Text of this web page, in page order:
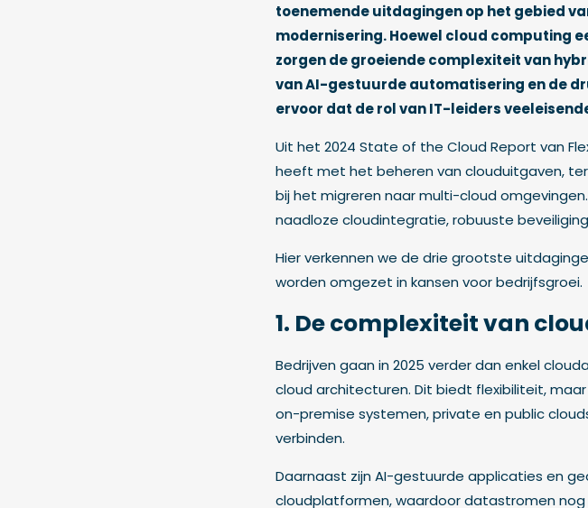
toenemende uitdagingen op het gebied
modernisering. Hoewel cloud computing
zorgen de groeiende complexiteit van
van AI-gestuurde automatisering en de
ervoor dat de rol van IT-leiders
Uit het 2024 State of the Cloud Report van
heeft met het beheren van clouduitgaven,
bij het migreren naar multi-cloud
naadloze cloudintegratie, robuuste
Hier verkennen we de drie grootste
worden omgezet in kansen voor bedrijfsgroei.
1. De complexiteit van
Bedrijven gaan in 2025 verder dan enkel
cloud architecturen. Dit biedt flexibiliteit,
on-premise systemen, private en public
verbinden.
Daarnaast zijn AI-gestuurde applicaties en
cloudplatformen, waardoor datastromen nog